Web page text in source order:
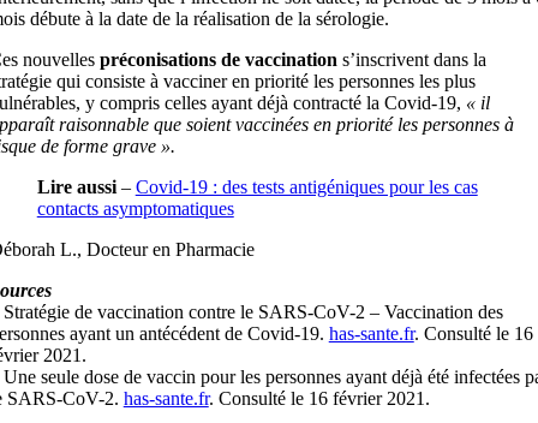
débute à la date de la réalisation de la sérologie.
nouvelles préconisations de vaccinations’inscrivent dans la
qui consiste à vacciner en priorité les personnes les plus
y compris celles ayant déjà contracté la Covid-19, « il
raisonnable que soient vaccinées en priorité les personnes à
de forme grave ».
Lire aussi– Covid-19 : des tests antigéniques pour les cas
contacts asymptomatiques
L., Docteur en Pharmacie
de vaccination contre le SARS-CoV-2 – Vaccination des
ayant un antécédent de Covid-19. has-sante.fr. Consulté le 16
2021.
seule dose de vaccin pour les personnes ayant déjà été infectées
SARS-CoV-2. has-sante.fr. Consulté le 16 février 2021.